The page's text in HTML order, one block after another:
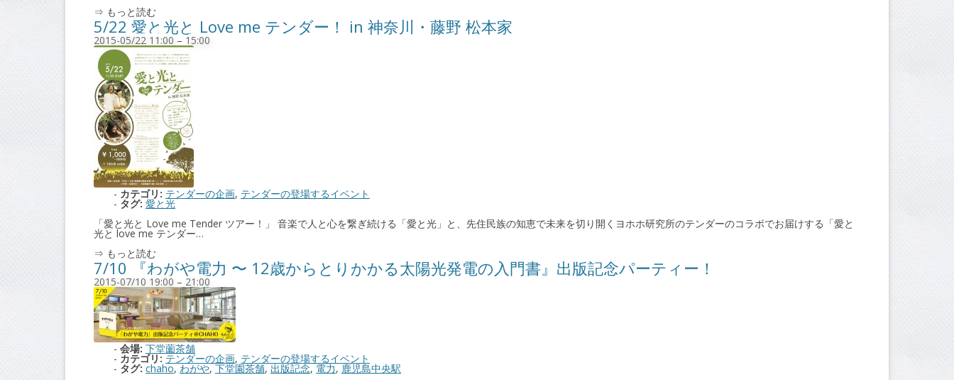
⇒ もっと読む
5/22 愛と光と Love me テンダー！ in 神奈川・藤野 松本家
2015-05/22 11:00 – 15:00
カテゴリ: テンダーの企画, テンダーの登場するイベント
タグ: 愛と光
「愛と光と Love me Tender ツアー！」 音楽で人と心を繋ぎ続ける「愛と光」と、先住民族の知恵で未来を切り開くヨホホ研究所のテンダーのコラボでお届けする「愛と
光と love me テンダー…
⇒ もっと読む
7/10 『わがや電力 〜 12歳からとりかかる太陽光発電の入門書』出版記念パーティー！
2015-07/10 19:00 – 21:00
会場: 下堂薗茶舗
カテゴリ: テンダーの企画, テンダーの登場するイベント
タグ: chaho,わがや,下堂園茶舗,出版記念,電力,鹿児島中央駅